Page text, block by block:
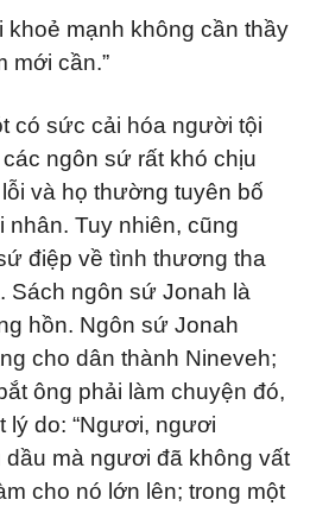
khoẻ mạnh không cần thầy
mới cần.”
có sức cải hóa người tội
ngôn sứ rất khó chịu
và họ thường tuyên bố
nhân. Tuy nhiên, cũng
điệp về tình thương tha
Sách ngôn sứ Jonah là
hồn. Ngôn sứ Jonah
cho dân thành Nineveh;
ông phải làm chuyện đó,
lý do: “Ngươi, ngươi
mà ngươi đã không vất
cho nó lớn lên; trong một